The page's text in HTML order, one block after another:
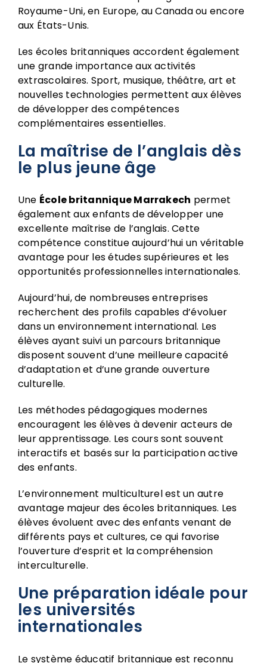
Royaume-Uni, en Europe, au Canada ou encore
aux États-Unis.
Les écoles britanniques accordent également
une grande importance aux activités
extrascolaires. Sport, musique, théâtre, art et
nouvelles technologies permettent aux élèves
de développer des compétences
complémentaires essentielles.
La maîtrise de l’anglais dès
le plus jeune âge
Une École britannique Marrakech permet
également aux enfants de développer une
excellente maîtrise de l’anglais. Cette
compétence constitue aujourd’hui un véritable
avantage pour les études supérieures et les
opportunités professionnelles internationales.
Aujourd’hui, de nombreuses entreprises
recherchent des profils capables d’évoluer
dans un environnement international. Les
élèves ayant suivi un parcours britannique
disposent souvent d’une meilleure capacité
d’adaptation et d’une grande ouverture
culturelle.
Les méthodes pédagogiques modernes
encouragent les élèves à devenir acteurs de
leur apprentissage. Les cours sont souvent
interactifs et basés sur la participation active
des enfants.
L’environnement multiculturel est un autre
avantage majeur des écoles britanniques. Les
élèves évoluent avec des enfants venant de
différents pays et cultures, ce qui favorise
l’ouverture d’esprit et la compréhension
interculturelle.
Une préparation idéale pour
les universités
internationales
Le système éducatif britannique est reconnu